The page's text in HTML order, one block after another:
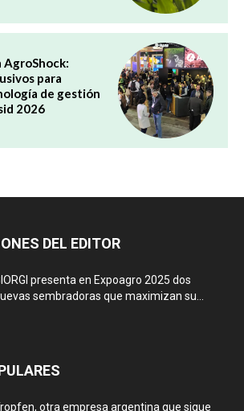
AgroShock:
para
de gestión
2026
DEL EDITOR
presenta en Expoagro 2025 dos
sembradoras que maximizan su...
otra empresa argentina que sigue